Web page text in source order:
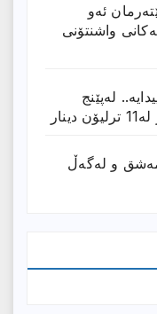
ئەو
واشنتۆنی
له‌پێنج
و لەگەڵ